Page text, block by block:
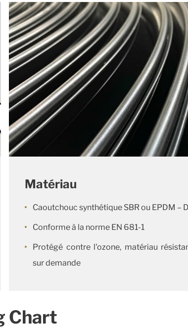
Matériau
Caoutchouc synthétique SBR ou EPDM –
Conforme à la norme EN 681-1
Protégé contre l'ozone, matériau
sur demande
Chart